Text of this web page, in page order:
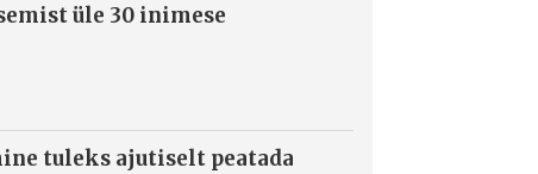
üle 30 inimese
tuleks ajutiselt peatada